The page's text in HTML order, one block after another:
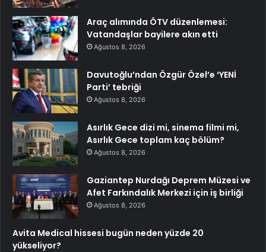
Araç alımında ÖTV düzenlemesi:
Vatandaşlar bayilere akın etti
Ağustos 8, 2026
Davutoğlu’ndan Özgür Özel’e ‘YENİ
Parti’ tebriği
Ağustos 8, 2026
Asırlık Gece dizi mi, sinema filmi mi,
Asırlık Gece toplam kaç bölüm?
Ağustos 8, 2026
Gaziantep Nurdağı Deprem Müzesi ve
Afet Farkındalık Merkezi için iş birliği
Ağustos 8, 2026
Avita Medical hissesi bugün neden yüzde 20
yükseliyor?